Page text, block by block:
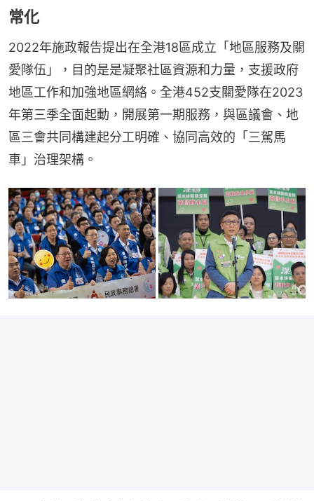
常化
2022年施政報告提出在全港18區成立「地區服務及關
愛隊伍」，目的是是凝聚社區資源和力量，支援政府
地區工作和加強地區網絡。全港452支關愛隊在2023
年第三季全面起動，開展第一期服務，與區議會、地
區三會共同構建起分工明確、協同高效的「三駕馬
車」治理架構。